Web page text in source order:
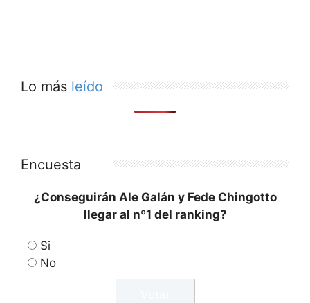
Lo más leído
Encuesta
¿Conseguirán Ale Galán y Fede Chingotto
llegar al nº1 del ranking?
Si
No